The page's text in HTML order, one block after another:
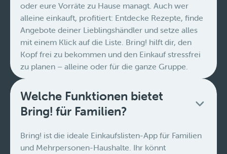
oder eure Vorräte zu Hause managt. Auch wer
alleine einkauft, profitiert: Entdecke Rezepte, finde
Angebote deiner Lieblingshändler und setze alles
mit einem Klick auf die Liste. Bring! hilft dir, den
Kopf frei zu bekommen und den Einkauf stressfrei
zu planen – alleine oder für die ganze Gruppe.
Welche Funktionen bietet
Bring! für Familien?
Bring! ist die ideale Einkaufslisten-App für Familien
und Mehrpersonen-Haushalte. Ihr könnt